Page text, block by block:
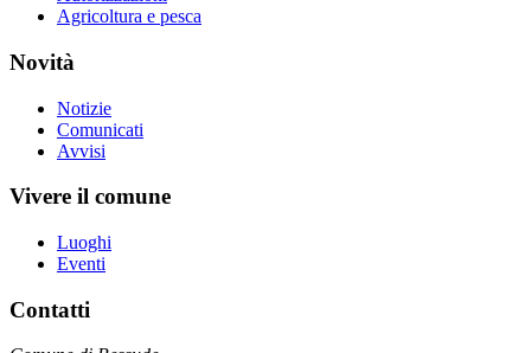
Agricoltura e pesca
Novità
Notizie
Comunicati
Avvisi
Vivere il comune
Luoghi
Eventi
Contatti